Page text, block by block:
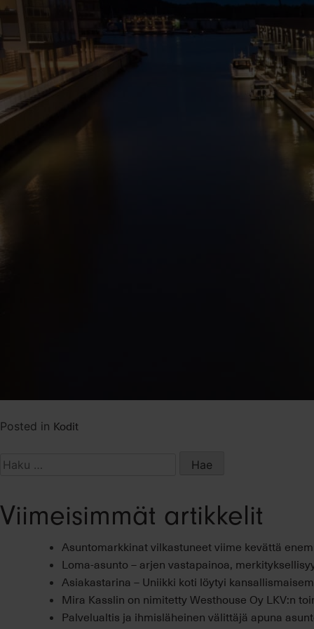
Posted in Kodit
Haku:
Viimeisimmät artikkelit
Asuntomarkkinat vilkastuneet viime kevättä
Loma-asunto – arjen vastapainoa,
Asiakastarina – Uniikki koti löytyi
Mira Kasslin on nimitetty Westhouse Oy LKV:n
Palvelualtis ja ihmisläheinen välittäjä apuna